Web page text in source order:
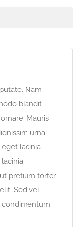
Nam
blandit
Mauris
urna
eget lacinia
pretium tortor
Sed vel
condimentum